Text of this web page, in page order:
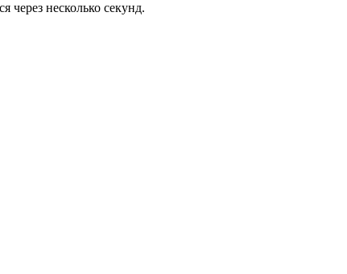
через несколько секунд.